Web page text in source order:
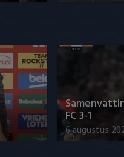
FC 3-1
6 augustus